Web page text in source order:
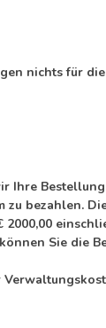
nichts für
Ihre
zu bezahlen.
2000,00
Sie die